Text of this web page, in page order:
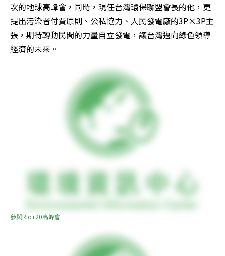
次的地球高峰會，同時，現任台灣環保聯盟會長的他，更
提出污染者付費原則、公私協力、人民發電廠的3P×3P主
張，期待轉動民間的力量自立發電，讓台灣邁向綠色領導
經濟的未來。
參與Rio+20高峰會